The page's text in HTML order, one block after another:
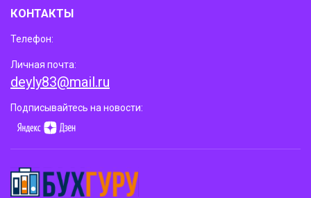
КОНТАКТЫ
Телефон:
Личная почта:
deyly83@mail.ru
Подписывайтесь на новости: